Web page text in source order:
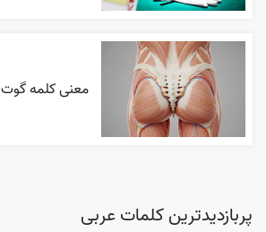
معنی کلمه گوت
پربازدیدترین کلمات عربی